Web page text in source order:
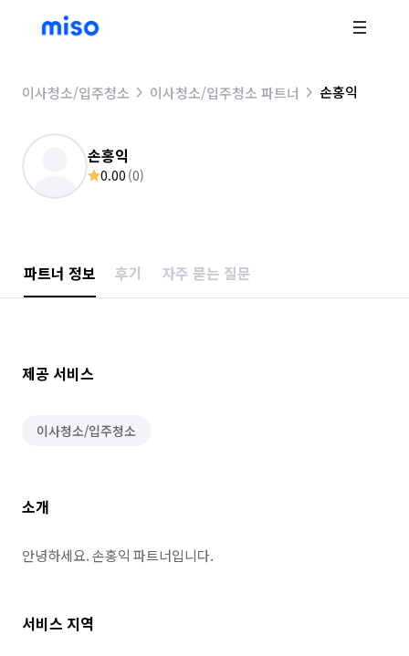
이사청소/입주청소 이사청소/입주청소 파트너 손홍익
손홍익
0.00 (0)
파트너 정보 후기 자주 묻는 질문
제공 서비스
이사청소/입주청소
소개
안녕하세요. 손홍익 파트너입니다.
서비스 지역